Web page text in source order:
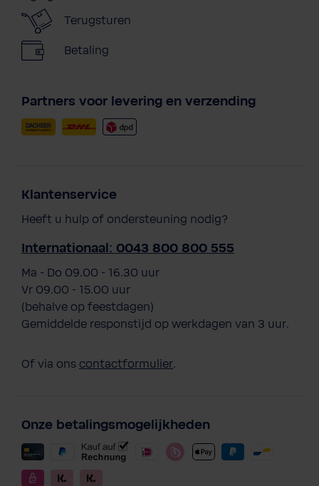
Terugsturen
Betaling
Partners voor levering en verzending
Klantenservice
Heeft u hulp of ondersteuning nodig?
Internationaal: 0043 800 800 555
Ma - Do 09.00 - 16.30 uur
Vr 09.00 - 15.00 uur
(behalve op feestdagen)
Gemiddelde responstijd op werkdagen van 3 uur.
Of via ons contactformulier.
Onze betalingsmogelijkheden